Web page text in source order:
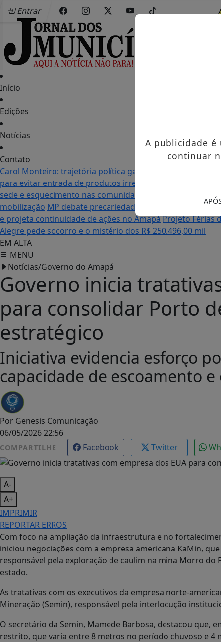
Entrar
Início
Edições
Notícias
Contato
Carol Monteiro: trajetória política ganha destaque em
para evitar entrada de produtos irregulares
Seletiva do
sede e esquecimento nas comunidades: as duas realidades
mobilização MP debate precariedade de energia elétrica
e projeta continuidade de ações no AmapáProjeto Férias
Alegre pede socorro e o mistério dos R$ 250.496,00 mil
EM ALTA
MENU
Notícias/Governo do Amapá
Governo inicia
para consolidar Porto
estratégico
Iniciativa evidencia esforço
capacidade de escoamento
Por Genesis Comunicação
06/05/2026 22:56
COMPARTILHE Facebook Twitter
A-
A+
IMPRIMIR
REPORTAR ERROS
Com foco na ampliação da infraestrutura e no
iniciou negociações com a empresa americana KaMin,
responsável pela exploração de caulim na mina Morro do
estado.
As tratativas com os executivos da empresa norte-
Mineração (Semin), responsável pela interlocução
O secretário da Semin, Mamede Barbosa, destacou que,
restrito, que varia entre 8 metros no período chuvoso e
A publicidade é
continuar